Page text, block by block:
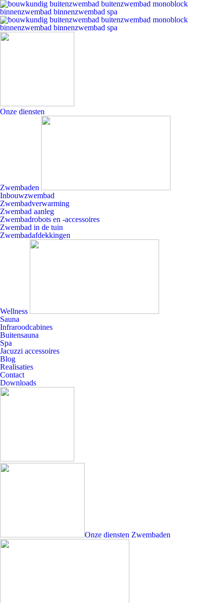
Onze diensten
Zwembaden
Inbouwzwembad
Zwembadverwarming
Zwembad aanleg
Zwembadrobots en -accessoires
Zwembad in de tuin
Zwembadafdekkingen
Wellness
Sauna
Infraroodcabines
Buitensauna
Spa
Jacuzzi accessoires
Blog
Realisaties
Contact
Downloads
Onze diensten Zwembaden